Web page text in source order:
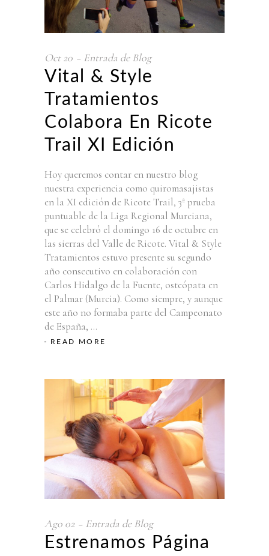
Oct 20 Entrada de Blog
Vital & Style
Tratamientos
Colabora En Ricote
Trail XI Edición
Hoy queremos contar en nuestro blog
nuestra experiencia como quiromasajistas
en la XI edición de Ricote Trail, 3ª prueba
puntuable de la Liga Regional Murciana,
que se celebró el domingo 16 de octubre en
las sierras del Valle de Ricote. Vital & Style
Tratamientos estuvo presente su segundo
año consecutivo en colaboración con
Carlos Hidalgo de la Fuente, osteópata en
el Palmar (Murcia). Como siempre, y aunque
este año no formaba parte del Campeonato
de España,
READ MORE
Ago 02 Entrada de Blog
Estrenamos Página